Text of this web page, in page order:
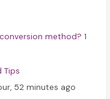
method? 1
Tips
52 minutes ago